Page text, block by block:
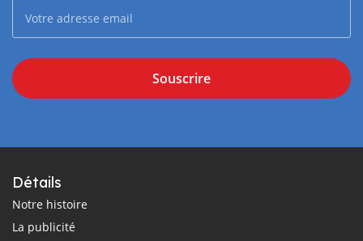
Souscrire
Détails
Notre histoire
La publicité